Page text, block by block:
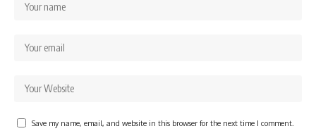
Save my name, email, and website in this browser for the next time I comment.